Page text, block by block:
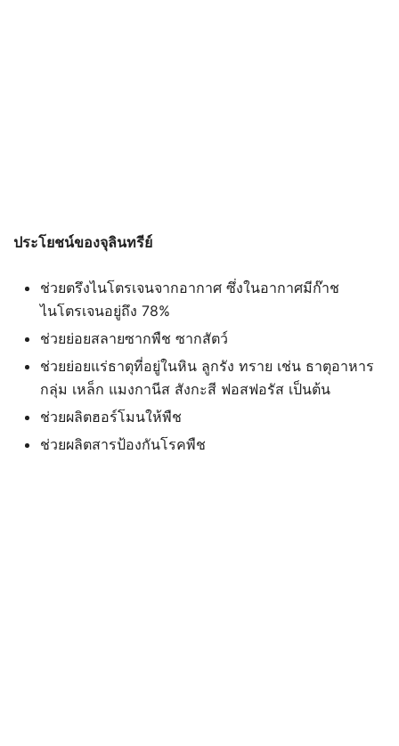
ประโยชน์ของจุลินทรีย์
ช่วยตรึงไนโตรเจนจากอากาศ ซึ่งในอากาศมีก๊าช
ไนโตรเจนอยู่ถึง 78%
ช่วยย่อยสลายซากพืช ซากสัตว์
ช่วยย่อยแร่ธาตุที่อยู่ในหิน ลูกรัง ทราย เช่น ธาตุอาหาร
กลุ่ม เหล็ก แมงกานีส สังกะสี ฟอสฟอรัส เป็นต้น
ช่วยผลิตฮอร์โมนให้พืช
ช่วยผลิตสารป้องกันโรคพืช